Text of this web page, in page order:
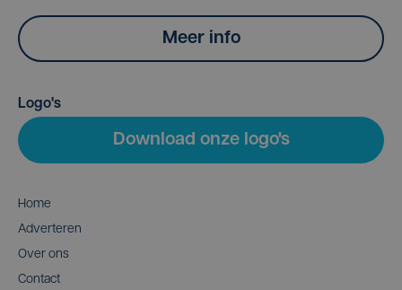
Meer info
Logo's
Download onze logo's
Home
Adverteren
Over ons
Contact